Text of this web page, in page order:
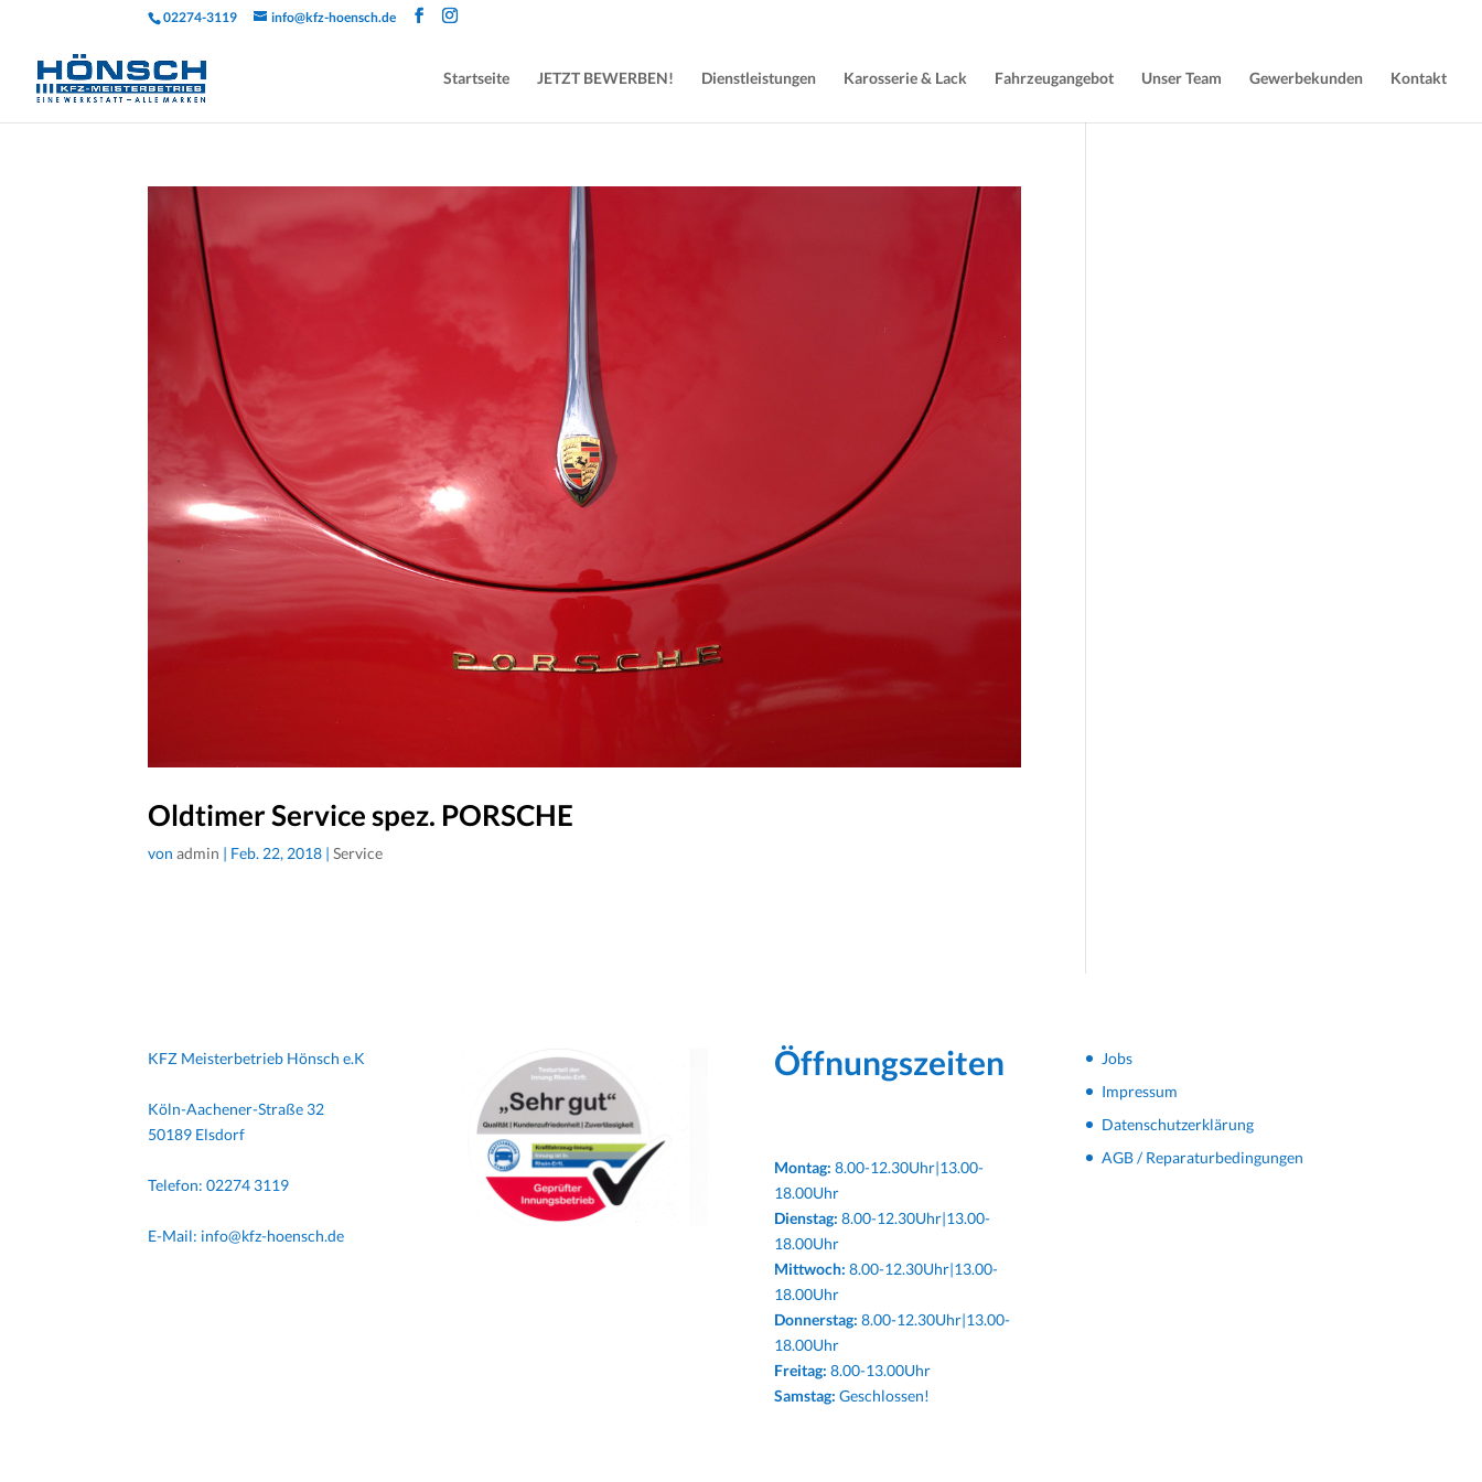
02274-3119 info@kfz-hoensch.de
Startseite JETZT BEWERBEN! Dienstleistungen Karosserie & Lack Fahrzeugangebot Unser Team Gewerbekunden Kontakt
Oldtimer Service spez. PORSCHE
vonadmin | Feb. 22, 2018 |Service
KFZ Meisterbetrieb Hönsch e.K
Köln-Aachener-Straße 32
50189 Elsdorf
Telefon: 02274 3119
E-Mail: info@kfz-hoensch.de
Öffnungszeiten
Montag: 8.00-12.30Uhr|13.00-
18.00Uhr
Dienstag: 8.00-12.30Uhr|13.00-
18.00Uhr
Mittwoch: 8.00-12.30Uhr|13.00-
18.00Uhr
Donnerstag: 8.00-12.30Uhr|13.00-
18.00Uhr
Freitag: 8.00-13.00Uhr
Samstag: Geschlossen!
Jobs
Impressum
Datenschutzerklärung
AGB / Reparaturbedingungen